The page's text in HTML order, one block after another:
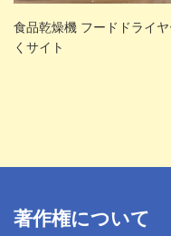
食品乾燥機 フードドライ
くサイト
著作権について